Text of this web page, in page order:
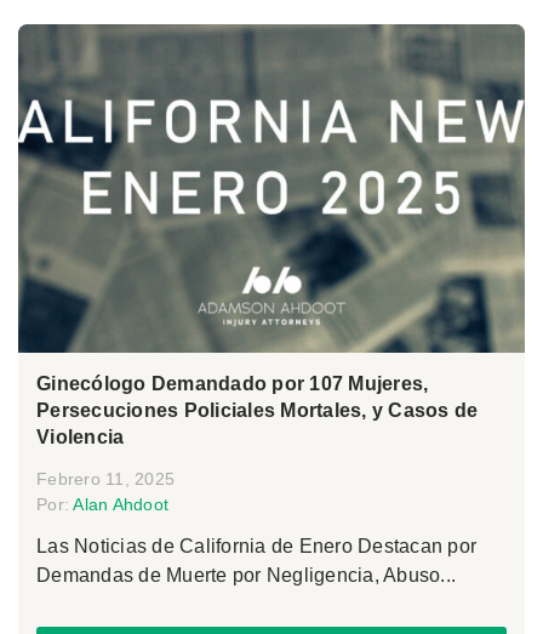
Ginecólogo Demandado por 107 Mujeres,
Persecuciones Policiales Mortales, y Casos de
Violencia
Febrero 11, 2025
Por:Alan Ahdoot
Las Noticias de California de Enero Destacan por
Demandas de Muerte por Negligencia, Abuso...